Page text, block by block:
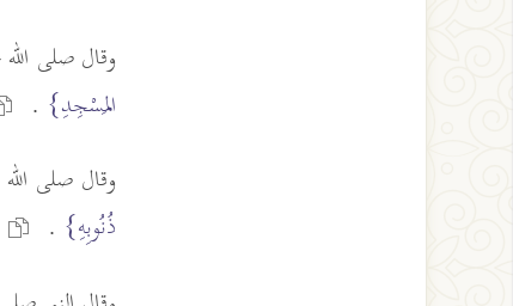
وقال صلى
المَسْجِدِ} .
وقال صلى
ذُنُوبِهِ} .